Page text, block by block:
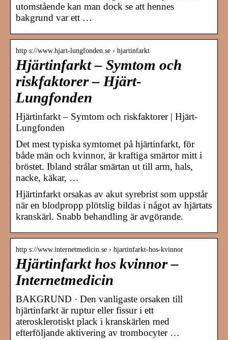
utomstående kan man dock se att hennes
bakgrund var ett …
http s://www.hjart-lungfonden.se › hjartinfarkt
Hjärtinfarkt – Symtom och
riskfaktorer – Hjärt-
Lungfonden
Hjärtinfarkt – Symtom och riskfaktorer | Hjärt-
Lungfonden
Det mest typiska symtomet på hjärtinfarkt, för
både män och kvinnor, är kraftiga smärtor mitt i
bröstet. Ibland strålar smärtan ut till arm, hals,
nacke, käkar, …
Hjärtinfarkt orsakas av akut syrebrist som uppstår
när en blodpropp plötslig bildas i något av hjärtats
kranskärl. Snabb behandling är avgörande.
http s://www.internetmedicin.se › hjartinfarkt-hos-kvinnor
Hjärtinfarkt hos kvinnor –
Internetmedicin
BAKGRUND · Den vanligaste orsaken till
hjärtinfarkt är ruptur eller fissur i ett
aterosklerotiskt plack i kranskärlen med
efterföljande aktivering av trombocyter …